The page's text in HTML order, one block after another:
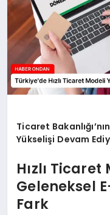
Ticaret
Yükselişi Devam
Hızlı
Geleneksel
Fark